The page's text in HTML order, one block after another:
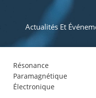
Actualités Et
Résonance
Paramagnétique
Électronique